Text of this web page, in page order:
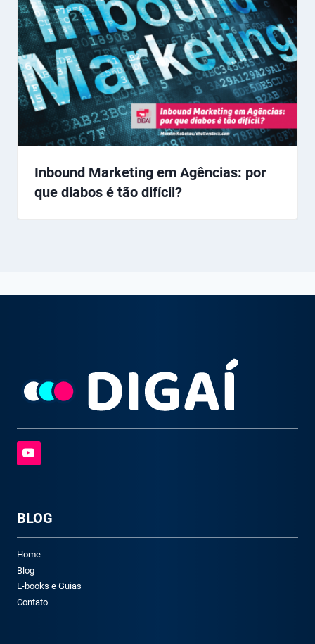
Inbound Marketing em Agências: por
que diabos é tão difícil?
BLOG
Home
Blog
E-books e Guias
Contato